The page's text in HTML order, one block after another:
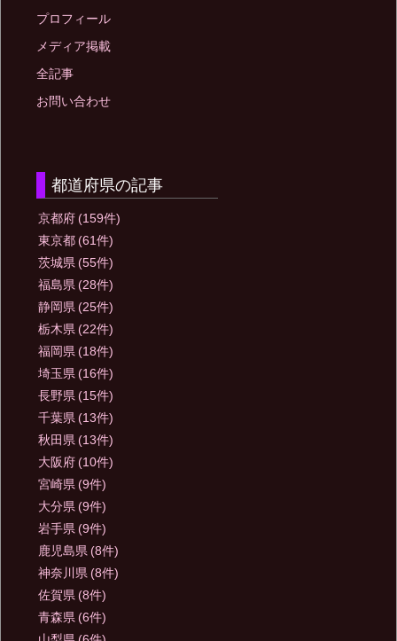
プロフィール
メディア掲載
全記事
お問い合わせ
都道府県の記事
京都府 (159件)
東京都 (61件)
茨城県 (55件)
福島県 (28件)
静岡県 (25件)
栃木県 (22件)
福岡県 (18件)
埼玉県 (16件)
長野県 (15件)
千葉県 (13件)
秋田県 (13件)
大阪府 (10件)
宮崎県 (9件)
大分県 (9件)
岩手県 (9件)
鹿児島県 (8件)
神奈川県 (8件)
佐賀県 (8件)
青森県 (6件)